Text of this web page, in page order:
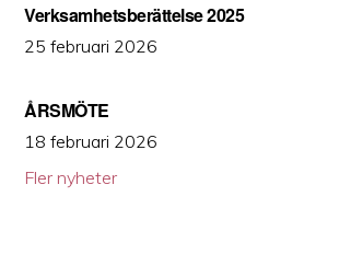
Verksamhetsberättelse 2025
25 februari 2026
ÅRSMÖTE
18 februari 2026
Fler nyheter